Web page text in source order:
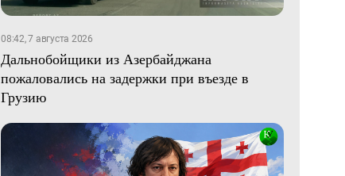
08:42, 7 августа 2026
Дальнобойщики из Азербайджана
пожаловались на задержки при въезде в
Грузию